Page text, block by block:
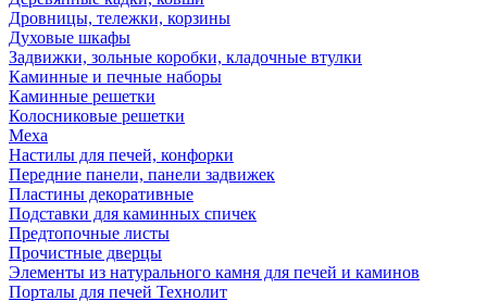
Дровницы, тележки, корзины
Духовые шкафы
Задвижки, зольные коробки, кладочные втулки
Каминные и печные наборы
Каминные решетки
Колосниковые решетки
Меха
Настилы для печей, конфорки
Передние панели, панели задвижек
Пластины декоративные
Подставки для каминных спичек
Предтопочные листы
Прочистные дверцы
Элементы из натурального камня для печей и каминов
Порталы для печей Технолит